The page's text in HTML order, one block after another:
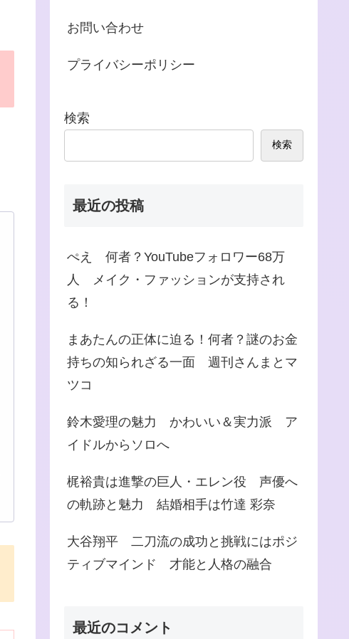
お問い合わせ
プライバシーポリシー
検索
検索
最近の投稿
ぺえ 何者？YouTubeフォロワー68万
人 メイク・ファッションが支持され
る！
まあたんの正体に迫る！何者？謎のお金
持ちの知られざる一面 週刊さんまとマ
ツコ
鈴木愛理の魅力 かわいい＆実力派 ア
イドルからソロへ
梶裕貴は進撃の巨人・エレン役 声優へ
の軌跡と魅力 結婚相手は竹達 彩奈
大谷翔平 二刀流の成功と挑戦にはポジ
ティブマインド 才能と人格の融合
最近のコメント